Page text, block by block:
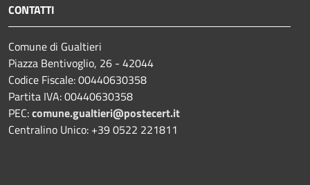
CONTATTI
Comune di Gualtieri
Piazza Bentivoglio, 26 - 42044
Codice Fiscale: 00440630358
Partita IVA: 00440630358
PEC:comune.gualtieri@postecert.it
Centralino Unico: +39 0522 221811